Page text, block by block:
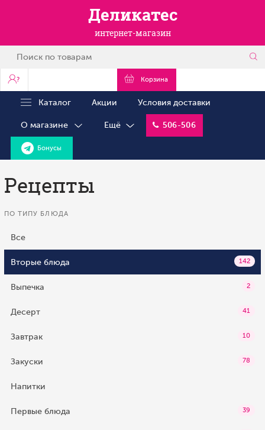
Деликатес
интернет-магазин
? Корзина
Каталог Акции Условия доставки
О магазине Ещё 506-506
Бонусы
Рецепты
ПО ТИПУ БЛЮДА
Все
Вторые блюда 142
Выпечка 2
Десерт 41
Завтрак 10
Закуски 78
Напитки
Первые блюда 39